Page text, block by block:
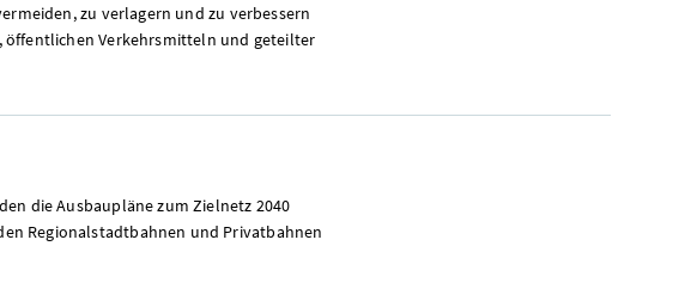
zu verlagern und zu verbessern
öffentlichen Verkehrsmitteln und geteilter
die Ausbaupläne zum Zielnetz 2040
Regionalstadtbahnen und Privatbahnen